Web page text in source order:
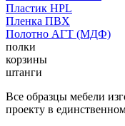
Пластик HPL
Пленка ПВХ
Полотно АГТ (МДФ)
полки
корзины
штанги
Все образцы мебели
проекту в